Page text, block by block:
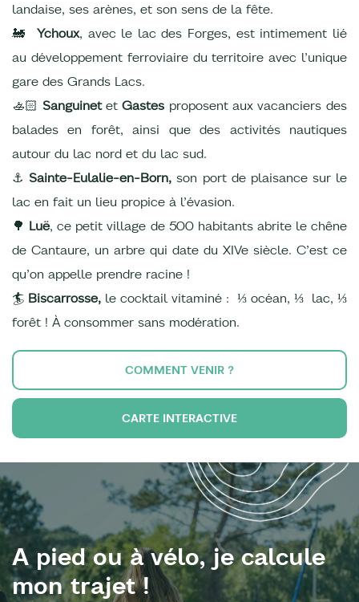
landaise, ses arènes, et son sens de la fête.
🚂 Ychoux, avec le lac des Forges, est intimement lié
au développement ferroviaire du territoire avec l’unique
gare des Grands Lacs.
🚣🏻 SanguinetetGastes proposent aux vacanciers des
balades en forêt, ainsi que des activités nautiques
autour du lac nord et du lac sud.
⚓Sainte-Eulalie-en-Born,son port de plaisance sur le
lac en fait un lieu propice à l’évasion.
🌳 Luë, ce petit village de 500 habitants abrite le chêne
de Cantaure, un arbre qui date du XIVe siècle. C’est ce
qu’on appelle prendre racine !
🏄 Biscarrosse, le cocktail vitaminé : ⅓ océan, ⅓ lac, ⅓
forêt ! À consommer sans modération.
COMMENT VENIR ?
CARTE INTERACTIVE
A pied ou à vélo, je calcule
mon trajet !